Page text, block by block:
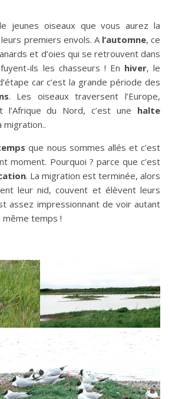
jeunes oiseaux que vous aurez la
premiers envols. A l’automne, ce
et d’oies qui se retrouvent dans
ils les chasseurs ! En hiver, le
car c’est la grande période des
. Les oiseaux traversent l’Europe,
du Nord, c’est une halte
migration..
que nous sommes allés et c’est
moment. Pourquoi ? parce que c’est
. La migration est terminée, alors
leur nid, couvent et élèvent leurs
assez impressionnant de voir autant
même temps !